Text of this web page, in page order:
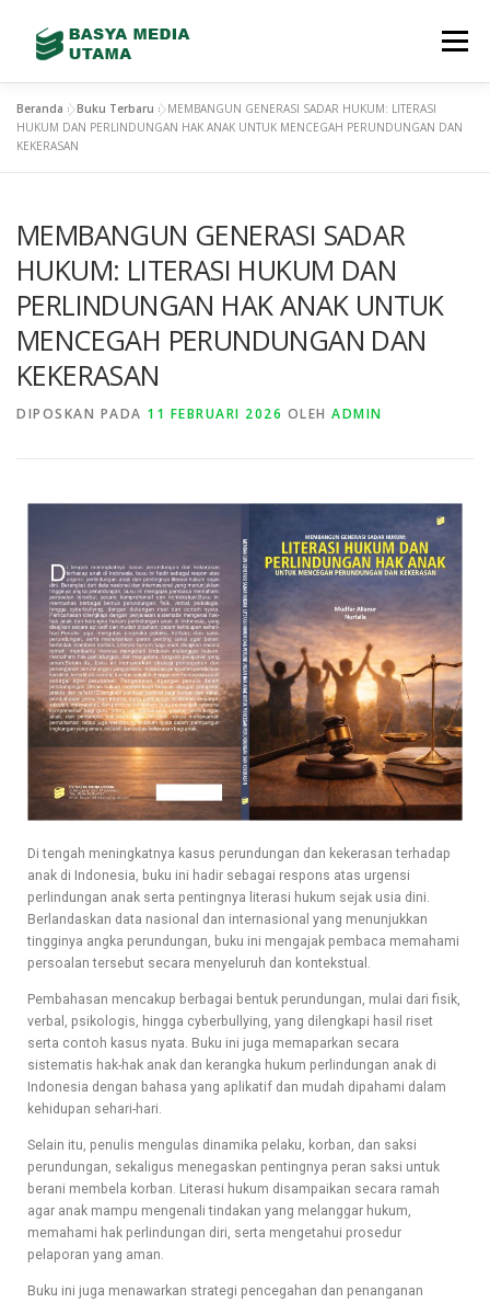
Menu
TENTANG KAMI LAYANAN SHOWREEL
Beranda »Buku Terbaru »MEMBANGUN GENERASI SADAR HUKUM: LITERASI
HUKUM DAN PERLINDUNGAN HAK ANAK UNTUK MENCEGAH PERUNDUNGAN DAN
KEKERASAN
MEMBANGUN GENERASI SADAR
HUKUM: LITERASI HUKUM DAN
PERLINDUNGAN HAK ANAK UNTUK
MENCEGAH PERUNDUNGAN DAN
KEKERASAN
DIPOSKAN PADA 11 FEBRUARI 2026 OLEH ADMIN
Di tengah meningkatnya kasus perundungan dan kekerasan terhadap
anak di Indonesia, buku ini hadir sebagai respons atas urgensi
perlindungan anak serta pentingnya literasi hukum sejak usia dini.
Berlandaskan data nasional dan internasional yang menunjukkan
tingginya angka perundungan, buku ini mengajak pembaca memahami
persoalan tersebut secara menyeluruh dan kontekstual.
Pembahasan mencakup berbagai bentuk perundungan, mulai dari fisik,
verbal, psikologis, hingga cyberbullying, yang dilengkapi hasil riset
serta contoh kasus nyata. Buku ini juga memaparkan secara
sistematis hak-hak anak dan kerangka hukum perlindungan anak di
Indonesia dengan bahasa yang aplikatif dan mudah dipahami dalam
kehidupan sehari-hari.
Selain itu, penulis mengulas dinamika pelaku, korban, dan saksi
perundungan, sekaligus menegaskan pentingnya peran saksi untuk
berani membela korban. Literasi hukum disampaikan secara ramah
agar anak mampu mengenali tindakan yang melanggar hukum,
memahami hak perlindungan diri, serta mengetahui prosedur
pelaporan yang aman.
Buku ini juga menawarkan strategi pencegahan dan penanganan